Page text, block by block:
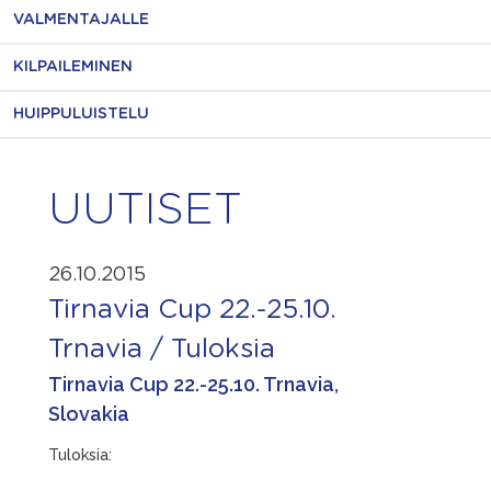
VALMENTAJALLE
KILPAILEMINEN
HUIPPULUISTELU
UUTISET
26.10.2015
Tirnavia Cup 22.-25.10.
Trnavia / Tuloksia
Tirnavia Cup 22.-25.10. Trnavia,
Slovakia
Tuloksia: